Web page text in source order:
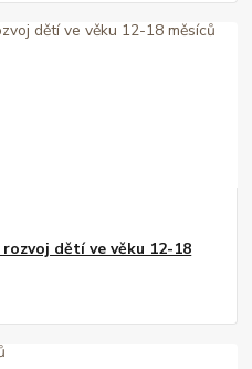
dětí ve věku 12-18